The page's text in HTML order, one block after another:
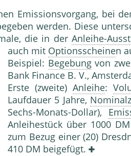
Emissionsvorgang, bei
werden. Diese
die in der Anleihe-
auch mit Optionsscheinen
Beispiel: Begebungvon
Bank Finance B. V.,
Erste (zweite) Anleihe:
Laufdauer 5 Jahre,
Sechs-Monats-Dollar),
Anleihestück über 1000
zum Bezug einer (20)
410 DM beigefügt.